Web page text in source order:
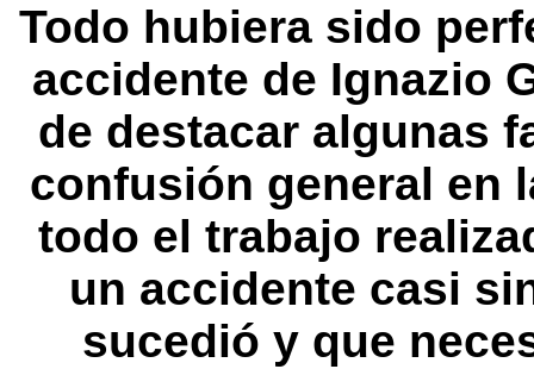
Todo hubiera sido
accidente de Ignazio
de destacar algunas
confusión general en
todo el trabajo
un accidente casi
sucedió y que